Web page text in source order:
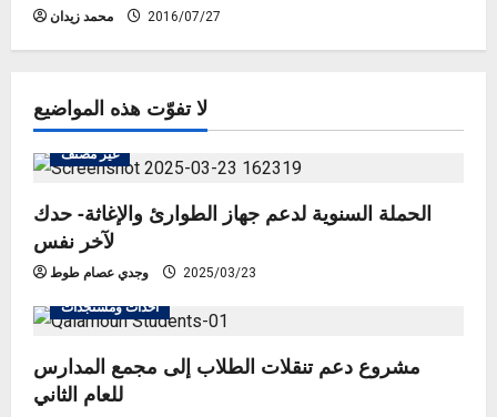
محمد زيدان 2016/07/27
لا تفوّت هذه المواضيع
غير مصنف
الحملة السنوية لدعم جهاز الطوارئ والإغاثة- حدك
لآخر نفس
وجدي عصام طوط 2025/03/23
أحداث ومستجدات
مشروع دعم تنقلات الطلاب إلى مجمع المدارس
للعام الثاني